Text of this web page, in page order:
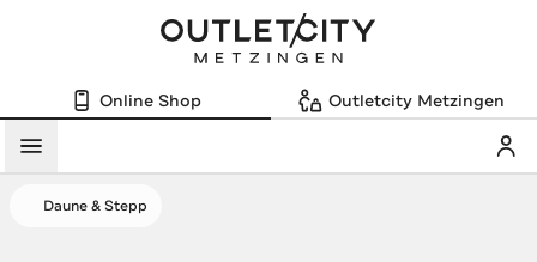
Online Shop Outletcity Metzingen
Menü
Daune & Stepp